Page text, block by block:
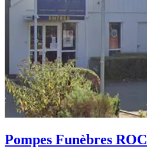
Pompes Funèbres